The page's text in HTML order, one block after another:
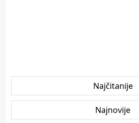
Najčitanije
Najnovije